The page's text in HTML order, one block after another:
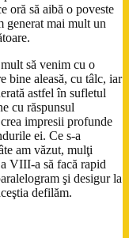
oră să aibă o poveste
generat mai mult un
să venim cu o
bine aleasă, cu tâlc, iar
astfel în sufletul
cu răspunsul
impresii profunde
ei. Ce s-a
am văzut, mulţi
VIII-a să facă rapid
şi desigur la
defilăm.